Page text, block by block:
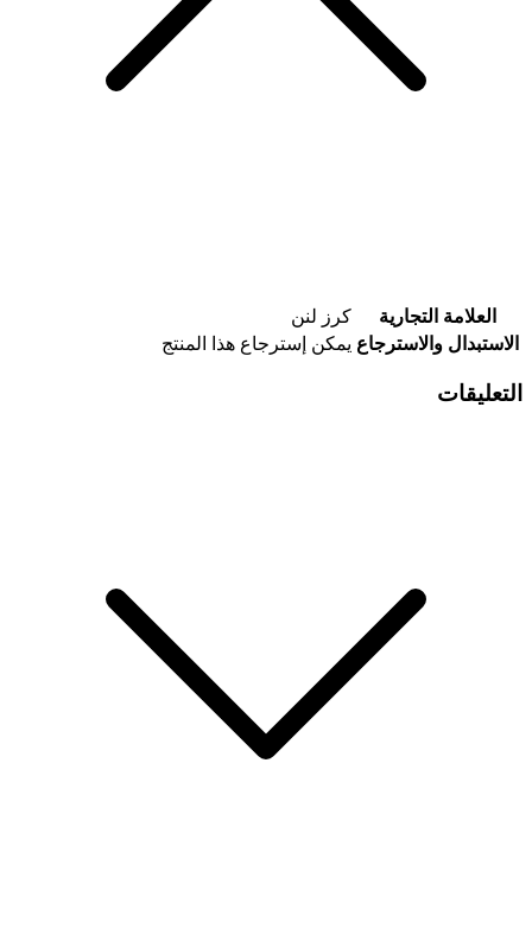
العلامة التجارية
كرز لنن
الاستبدال والاسترجاع يمكن إسترجاع هذا المنتج
التعليقات